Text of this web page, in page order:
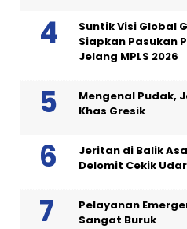
Suntik Visi Global
Siapkan Pasukan
Jelang MPLS 2026
Mengenal Pudak,
Khas Gresik
Jeritan di Balik
Delomit Cekik
Pelayanan
Sangat Buruk